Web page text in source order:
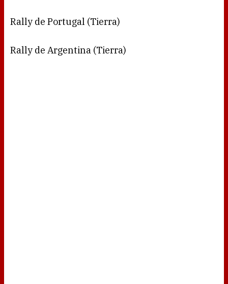
Rally de Portugal (Tierra)
Rally de Argentina (Tierra)